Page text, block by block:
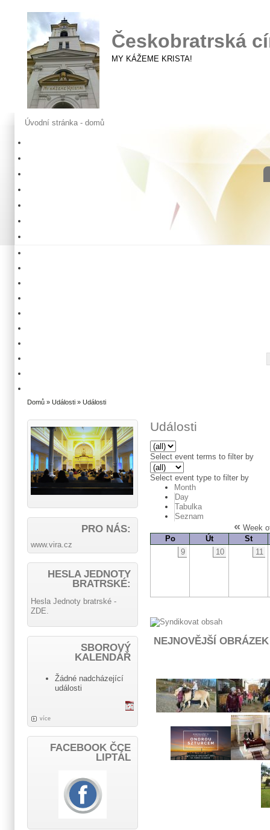
Českobratrská
MY KÁŽEME KRISTA!
Úvodní stránka - domů
Domů » Události » Události
Události
Select event terms to filter by
Select event type to filter by
Month
Day
Tabulka
Seznam
« Week
Po
Út
St
9
10 11
NEJNOVĚJŠÍ OBRÁZEK
PRO NÁS:
www.vira.cz
HESLA JEDNOTY
BRATRSKÉ:
Hesla Jednoty bratrské -
ZDE.
SBOROVÝ
KALENDÁŘ
Žádné nadcházející
události
více
FACEBOOK ČCE
LIPTÁL